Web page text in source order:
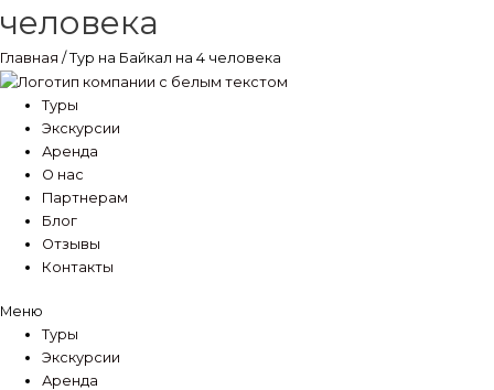
человека
Главная / Тур на Байкал на 4 человека
Туры
Экскурсии
Аренда
О нас
Партнерам
Блог
Отзывы
Контакты
Меню
Туры
Экскурсии
Аренда